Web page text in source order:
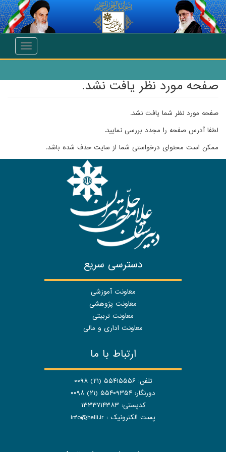
انتقال به محتوای اصلی
Toggle
صفحه مورد نظر یافت نشد.
صفحه مورد نظر شما یافت نشد.
لطفا آدرس صفحه را مجدد بررسی نمایید.
ممکن است محتوای درخواستی شما از سایت حذف شده باشد.
دسترسی سریع
معاونت آموزشی
معاونت پژوهشی
معاونت تربیتی
معاونت اداری و مالی
ارتباط با ما
تلفن: ۵۵۴۱۵۵۵۶ (۲۱) ۰۰۹۸
دورنگار: ۵۵۴۰۹۳۵۴ (۲۱) ۰۰۹۸
کدپستی: ۱۳۳۳۷۱۴۳۸۳
پست الکترونیک : info@helli.ir